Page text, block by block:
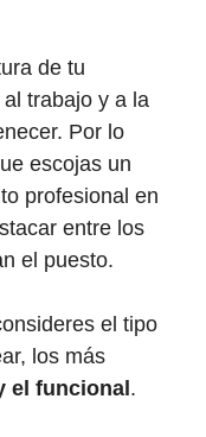
de tu
trabajo y a la
Por lo
escojas un
profesional en
entre los
el puesto.
el tipo
los más
el funcional .